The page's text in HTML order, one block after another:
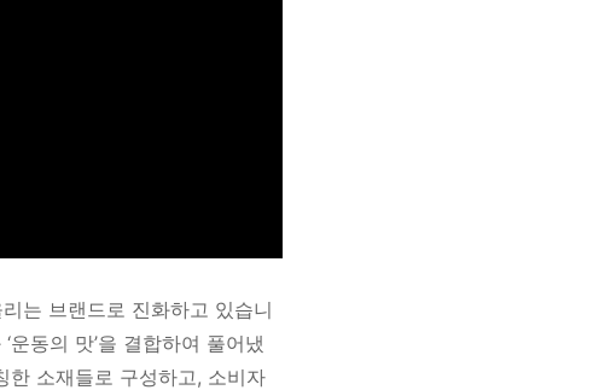
는 브랜드로 진화하고 있습니
운동의 맛’을 결합하여 풀어냈
한 소재들로 구성하고, 소비자